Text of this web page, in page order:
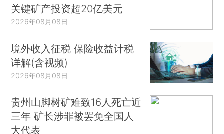
关键矿产投资超20亿美元
2026年08月08日
境外收入征税 保险收益计税
详解(含视频)
2026年08月08日
贵州山脚树矿难致16人死亡近
三年 矿长涉罪被罢免全国人
大代表